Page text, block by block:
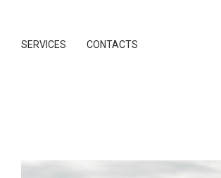
SERVICES CONTACTS